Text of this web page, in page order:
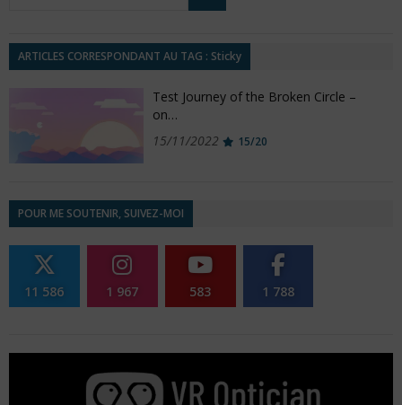
ARTICLES CORRESPONDANT AU TAG : Sticky
Test Journey of the Broken Circle –
on…
15/11/2022
15/20
POUR ME SOUTENIR, SUIVEZ-MOI
11 586 1 967 583 1 788